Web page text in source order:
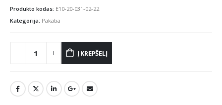
was:
€280.00.
is:
Produkto kodas: E10-20-031-02-22
Kategorija: Pakaba
Į KREPŠELĮ